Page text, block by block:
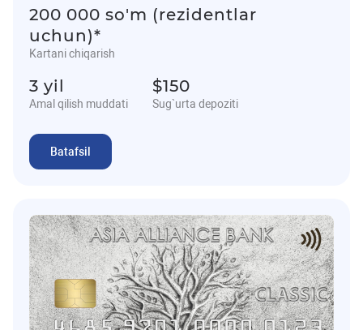
200 000 so'm (rezidentlar
uchun)*
Kartani chiqarish
3 yil
Amal qilish muddati
$150
Sug`urta depoziti
Batafsil